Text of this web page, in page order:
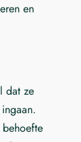
en
dat ze